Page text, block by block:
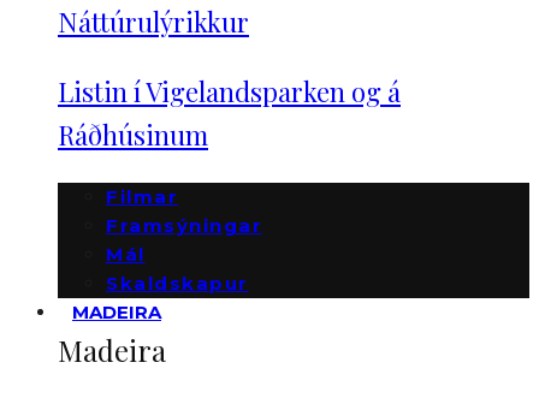
Náttúrulýrikkur
Listin í Vigelandsparken og á
Ráðhúsinum
Filmar
Framsýningar
Mál
Skaldskapur
MADEIRA
Madeira